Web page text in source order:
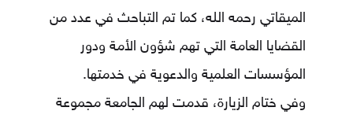
الميقاتي رحمه الله، كما تم التباحث في عدد من
القضايا العامة التي تهم شؤون الأمة ودور
المؤسسات العلمية والدعوية في خدمتها.
وفي ختام الزيارة، قدمت لهم الجامعة مجموعة